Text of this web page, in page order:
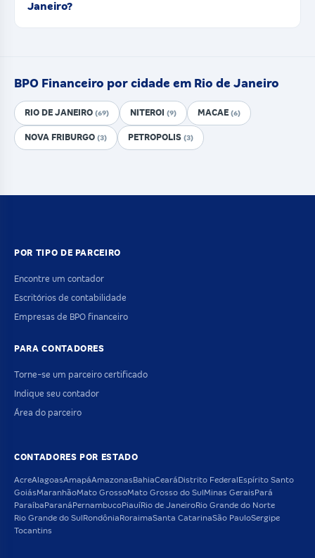
Janeiro?
BPO Financeiro por cidade em Rio de Janeiro
RIO DE JANEIRO (69) NITEROI (9) MACAE (6)
NOVA FRIBURGO (3) PETROPOLIS (3)
POR TIPO DE PARCEIRO
Encontre um contador
Escritórios de contabilidade
Empresas de BPO financeiro
PARA CONTADORES
Torne-se um parceiro certificado
Indique seu contador
Área do parceiro
CONTADORES POR ESTADO
AcreAlagoasAmapáAmazonasBahiaCearáDistrito FederalEspírito Santo
GoiásMaranhãoMato GrossoMato Grosso do SulMinas GeraisPará
ParaíbaParanáPernambucoPiauíRio de JaneiroRio Grande do Norte
Rio Grande do SulRondôniaRoraimaSanta CatarinaSão PauloSergipe
Tocantins